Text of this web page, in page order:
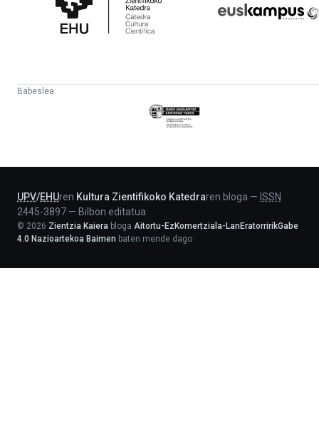
Katedra
Babeslea:
Eusko
Jaurlaritza
UPV/EHUren Kultura Zientifikoko Katedraren bloga — ISSN
2445-3897 — Bilbon editatua
© 2026 Zientzia Kaiera bloga Aitortu-EzKomertziala-LanEratorririkGabe
4.0 Nazioartekoa Baimen baten mende dago